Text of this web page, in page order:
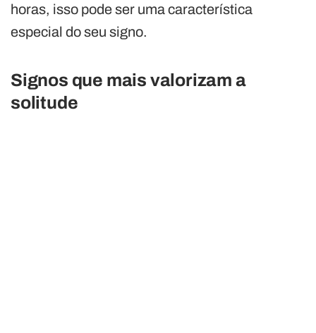
horas, isso pode ser uma característica
especial do seu signo.
Signos que mais valorizam a
solitude